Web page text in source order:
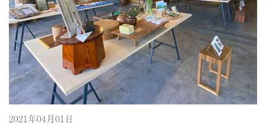
2021年04月01日